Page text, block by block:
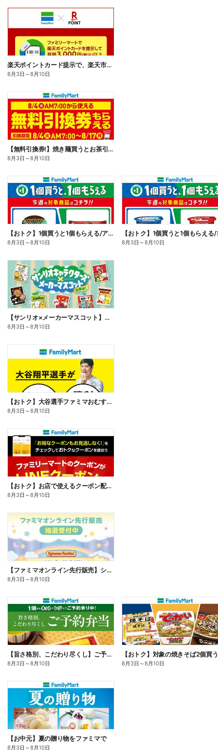
楽天ポイントカード提示で、楽天市場でのお買い物がおトクに!
8月3日 ～8月10日
【無料引換券!】焼き麺買うとお茶引換券貰える!
8月3日 ～8月10日
【おトク】1個買うと1個もらえる/アイス
8月3日 ～8月10日 8月3日 ～8月10日
【サンリオ×メーカーマスコット】オリジナルグッズ貰える!
8月3日 ～8月10日
【おトク】大谷選手ファミマおむすび割
8月3日 ～8月10日
【おトク】お店で使えるクーポン配信中
8月3日 ～8月10日
【ファミマオンライン先行販売】シルバニアファミリー
8月3日 ～8月10日
【旨さ格別、こだわり尽くし】ご予約弁当
8月3日 ～8月10日 8月3日 ～8月10日
【お中元】夏の贈り物をファミマで
8月3日 ～8月10日